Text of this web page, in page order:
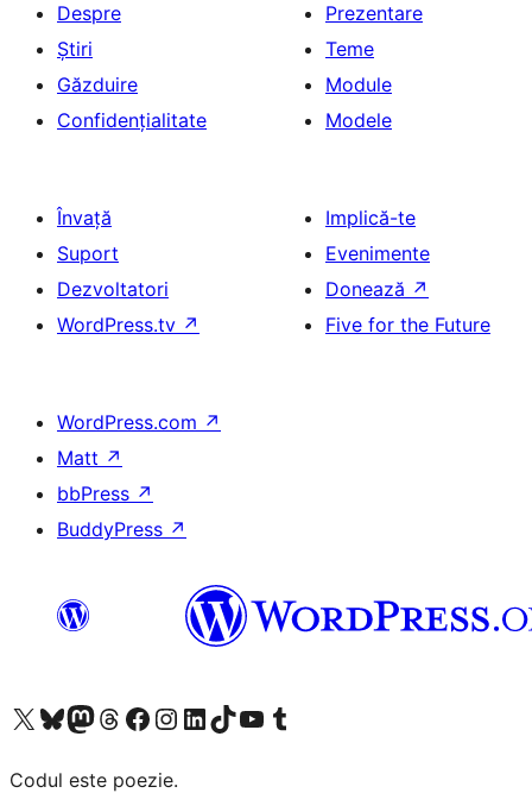
Despre
Știri
Găzduire
Confidențialitate
Prezentare
Teme
Module
Modele
Învață
Suport
Dezvoltatori
WordPress.tv ↗
Implică-te
Evenimente
Donează ↗
Five for the Future
WordPress.com ↗
Matt ↗
bbPress ↗
BuddyPress ↗
Mergi la contul nostru X (fost Twitter)
Vizitează contul nostru Bluesky
Vizitează contul nostru Mastodon
Vizitează contul nostru Threads
Vizitează pagina noastră Facebook
Vizitează-ne pe Instagram
Vizitează-ne pe LinkedIn
Vizitează contul nostru TikTok
Vizitează canalul nostru YouTube
Vizitează contul nostru Tumblr
Codul este poezie.